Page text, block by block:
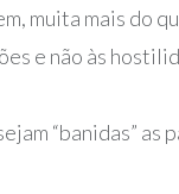
muita mais do
e não às
“banidas” as